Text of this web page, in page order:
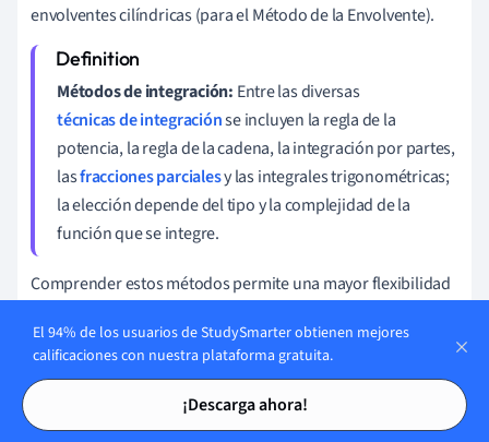
Tarjetas de estudio
Tarjetas de estudio
envolventes cilíndricas (para el Método de la Envolvente).
Métodos de integración: Entre las diversas
técnicas de integraciónse incluyen la regla de la
potencia, la regla de la cadena, la integración por partes,
lasfracciones parcialesy las integrales trigonométricas;
la elección depende del tipo y la complejidad de la
función que se integre.
Comprender estos métodos permite una mayor flexibilidad
cuando nos enfrentamos a funciones complejas.
Para mejorar tu destreza, es muy recomendable que
practiques problemas extensos en los que intervengan
El 94% de los usuarios de StudySmarter obtienen mejores
calificaciones con nuestra plataforma gratuita.
¡Descarga ahora!